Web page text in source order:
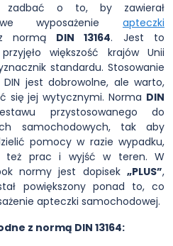
zadbać o to, by zawierał
wyposażenie apteczki
normą DIN 13164. Jest to
większość krajów Unii
standardu. Stosowanie
jest dobrowolne, ale warto,
się jej wytycznymi. Norma DIN
przystosowanego do
samochodowych, tak aby
pomocy w razie wypadku,
też prac i wyjść w teren. W
normy jest dopisek „PLUS”,
powiększony ponad to, co
apteczki samochodowej.
z normą DIN 13164: